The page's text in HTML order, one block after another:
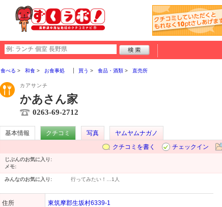
食べる 和食 お食事処 買う 食品・酒類 直売所
カアサンチ
かあさん家
0263-69-2712
基本情報 クチコミ 写真
ヤムヤムナガノ
クチコミを書く
チェックイン
じぶんのお気に入り:
メモ:
みんなのお気に入り: 行ってみたい！… 1人
住所 東筑摩郡生坂村6339-1